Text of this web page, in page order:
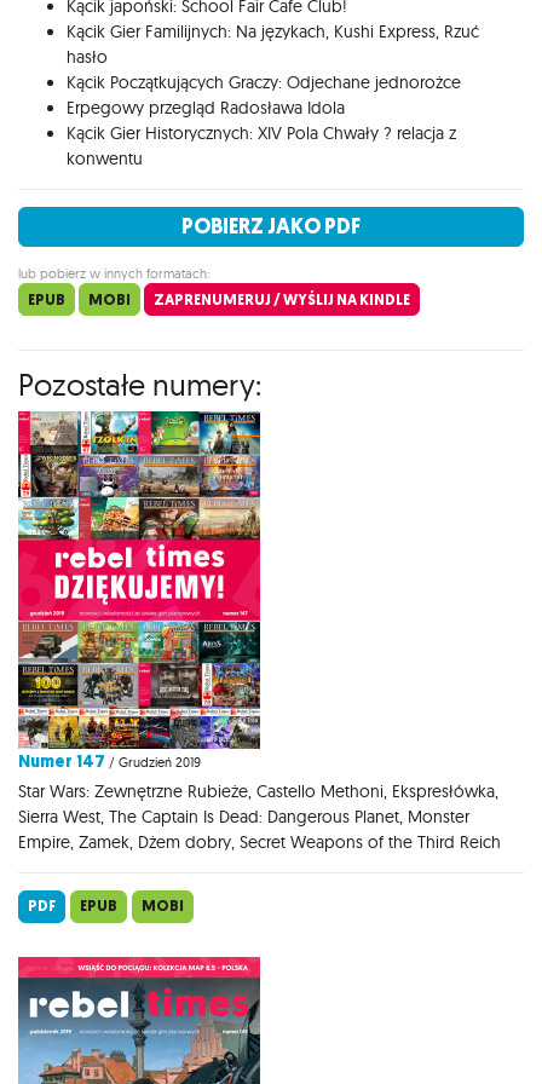
Kącik japoński: School Fair Cafe Club!
Kącik Gier Familijnych: Na językach, Kushi Express, Rzuć
hasło
Kącik Początkujących Graczy: Odjechane jednorożce
Erpegowy przegląd Radosława Idola
Kącik Gier Historycznych: XIV Pola Chwały ? relacja z
konwentu
POBIERZ JAKO PDF
lub pobierz w innych formatach:
EPUB MOBI ZAPRENUMERUJ / WYŚLIJ NA KINDLE
Pozostałe numery:
Numer 147 / Grudzień 2019
Star Wars: Zewnętrzne Rubieże, Castello Methoni, Ekspresłówka,
Sierra West, The Captain Is Dead: Dangerous Planet, Monster
Empire, Zamek, Dżem dobry, Secret Weapons of the Third Reich
PDF EPUB MOBI